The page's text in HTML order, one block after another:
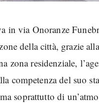
in via Onoranze
della città, grazie
zona residenziale,
competenza del suo
soprattutto di